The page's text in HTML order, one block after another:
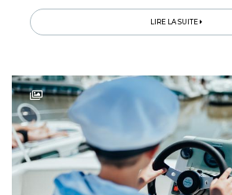
naturelle...
LIRE LA SUITE